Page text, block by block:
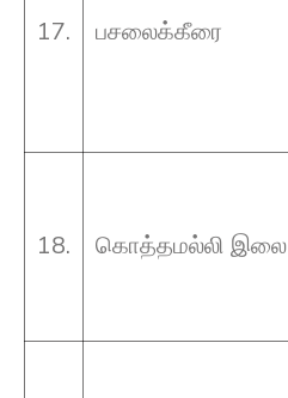
17. பசலைக்கீரை
18. கொத்தமல்லி இலை